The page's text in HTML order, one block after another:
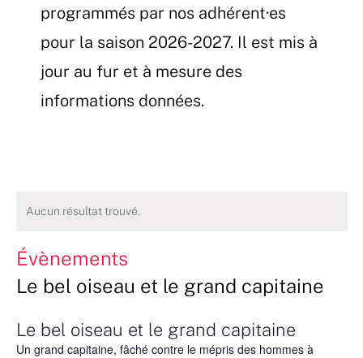
programmés par nos adhérent·es
pour la saison 2026-2027. Il est mis à
jour au fur et à mesure des
informations données.
Aucun résultat trouvé.
Évènements
Le bel oiseau et le grand capitaine
Le bel oiseau et le grand capitaine
Un grand capitaine, fâché contre le mépris des hommes à